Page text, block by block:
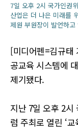
7일 오후 2시 국가인권
산업은 더 나은 미래를
제원 부원장이 발언하
[미디어펜=김규태
공교육 시스템에
제기됐다.
지난 7일 오후 2시
럼 주최로 열린 ‘